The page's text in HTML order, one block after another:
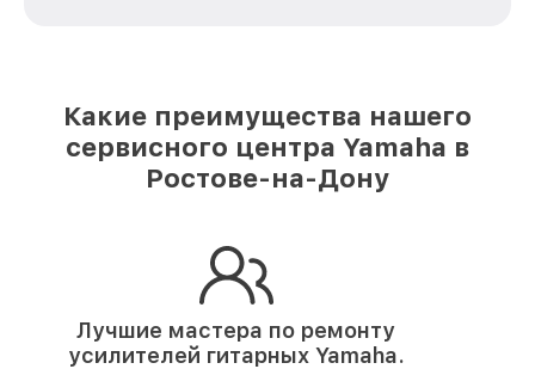
Какие преимущества нашего
сервисного центра Yamaha в
Ростове-на-Дону
Лучшие мастера по ремонту
усилителей гитарных Yamaha.